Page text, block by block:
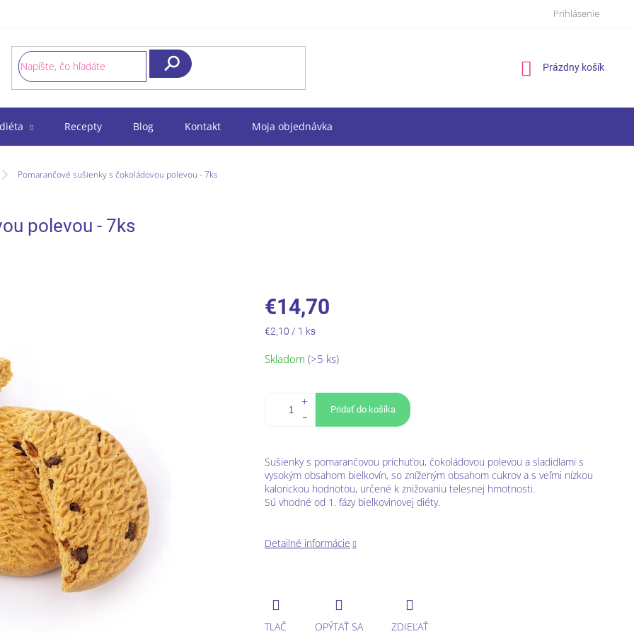
Prihlásenie
Hľadať
Nákupný
Prázdny košík
Recepty Blog Kontakt Moja objednávka
Pomarančové sušienky s čokoládovou polevou - 7ks
polevou - 7ks
€14,70
Jednotková
€2,10 / 1 ks
Skladom (>5 ks)
Pridať do košíka
Sušienky s pomarančovou príchuťou, čokoládovou polevou a sladidlami s
vysokým obsahom bielkovín, so zníženým obsahom cukrov a s veľmi nízkou
kalorickou hodnotou, určené k znižovaniu telesnej hmotnosti.
Sú vhodné od 1. fázy bielkovinovej diéty.
Detailné informácie
TLAČ OPÝTAŤ SA ZDIEĽAŤ